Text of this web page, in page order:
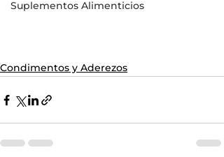
Suplementos Alimenticios
Condimentos y Aderezos